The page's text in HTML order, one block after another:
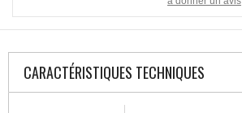
CARACTÉRISTIQUES TECHNIQUES